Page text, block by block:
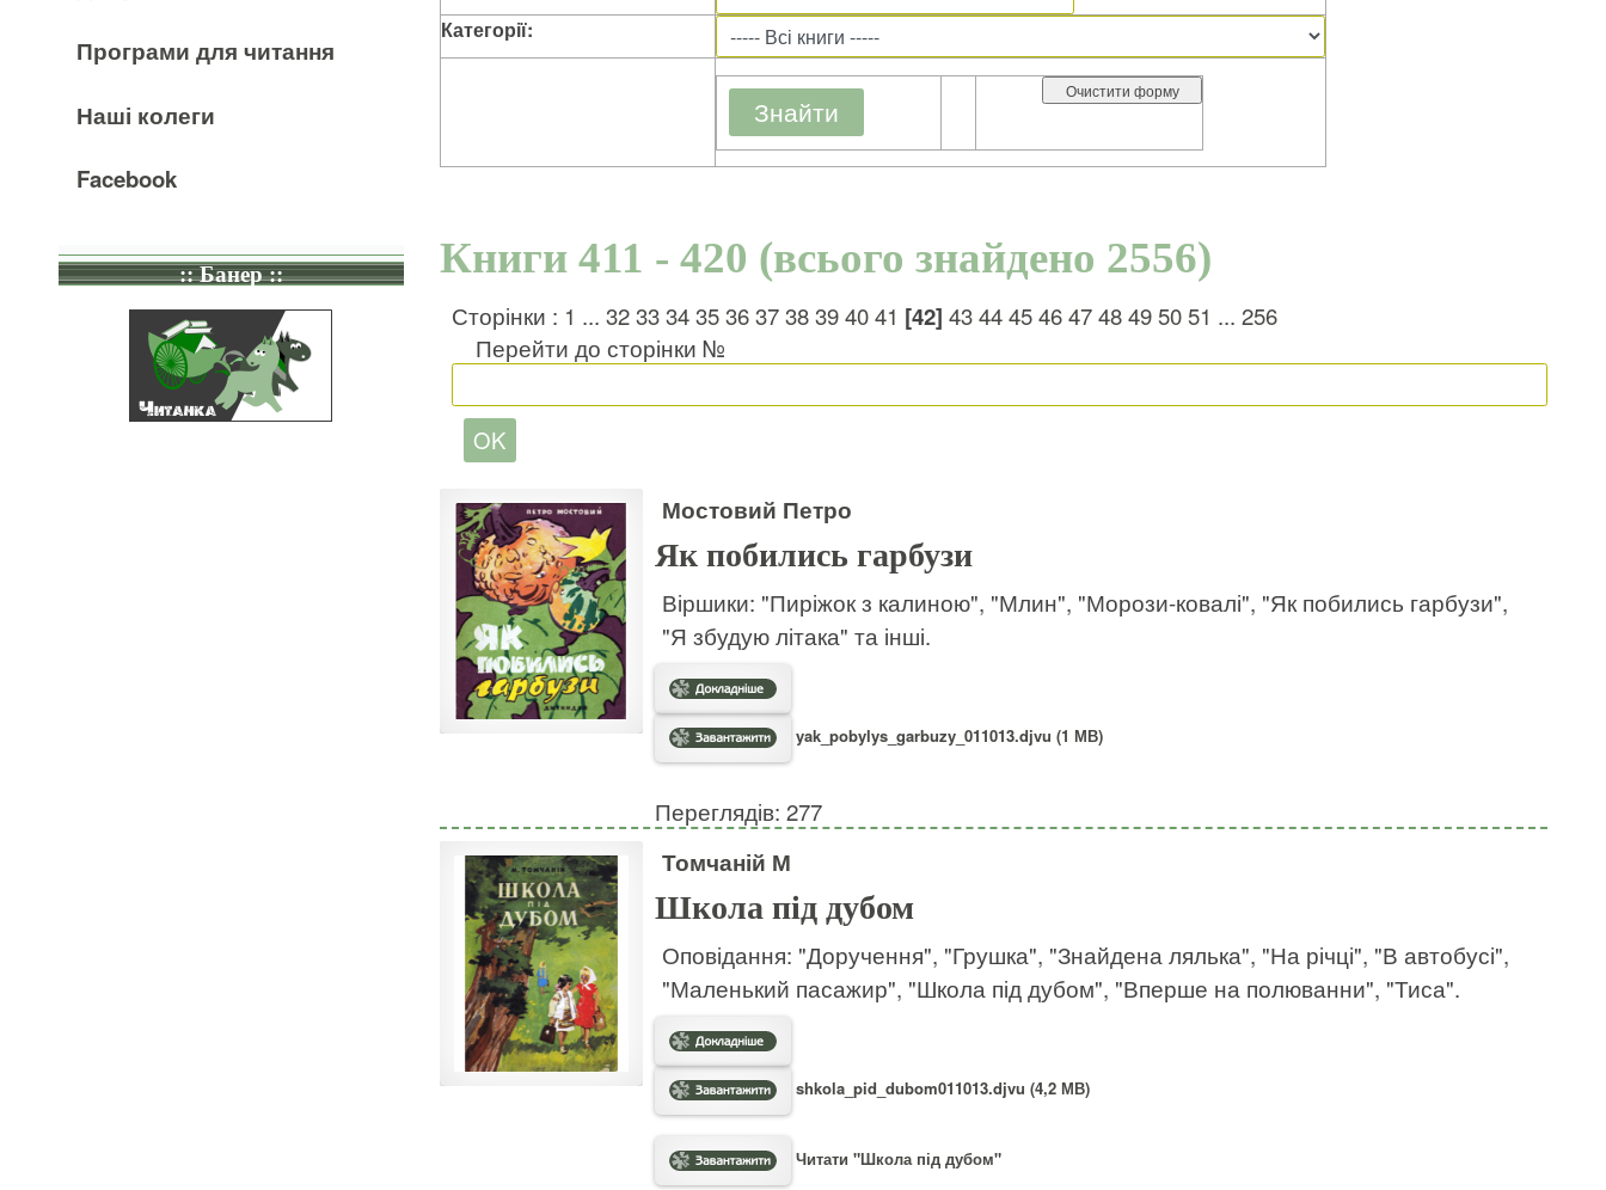
Програми для читання
Наші колеги
Facebook
:: Банер ::
Категорії:
Книги 411 - 420 (всього знайдено 2556)
Сторінки : 1 ... 32 33 34 35 36 37 38 39 40 41 [42] 43 44 45 46 47 48 49 50 51 ... 256
Перейти до сторінки №
Мостовий Петро
Як побились гарбузи
Віршики: "Пиріжок з калиною", "Млин", "Морози-ковалі", "Як побились гарбузи",
"Я збудую літака" та інші.
yak_pobylys_garbuzy_011013.djvu (1 МВ)
Переглядів: 277
Томчаній М
Школа під дубом
Оповідання: "Доручення", "Грушка", "Знайдена лялька", "На річці", "В автобусі",
"Маленький пасажир", "Школа під дубом", "Вперше на полюванни", "Тиса".
shkola_pid_dubom011013.djvu (4,2 МВ)
Читати "Школа під дубом"